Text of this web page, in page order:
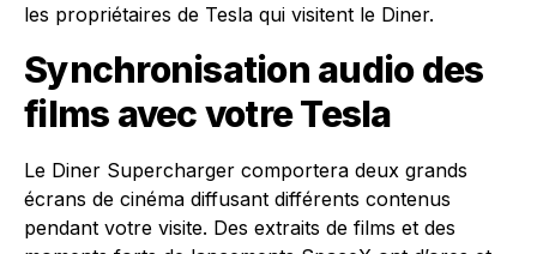
les propriétaires de Tesla qui visitent le Diner.
Synchronisation audio des
films avec votre Tesla
Le Diner Supercharger comportera deux grands
écrans de cinéma diffusant différents contenus
pendant votre visite. Des extraits de films et des